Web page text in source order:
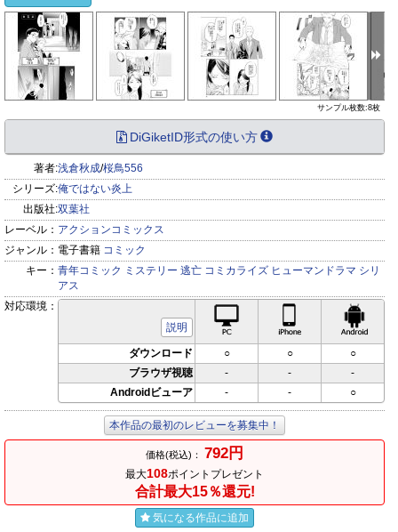
サンプル枚数:8枚
DiGiketID形式の使い方
著者:浅倉秋成/桜鳥556
シリーズ:俺ではない炎上
出版社:双葉社
レーベル： アクションコミックス
ジャンル： 電子書籍 コミック
キー： 青年コミック ミステリー 逃亡 コミカライズ ヒューマンドラマ シリ
アス
対応環境：
説明
iPhone対応
ダウンロード ○ ○
○
ブラウザ視聴
- -
-
Androidビューア
- - ○
本作品の最初のレビューを募集中！
価格(税込)： 792円
最大108ポイントプレゼント
合計最大15％還元!
気になる作品に追加